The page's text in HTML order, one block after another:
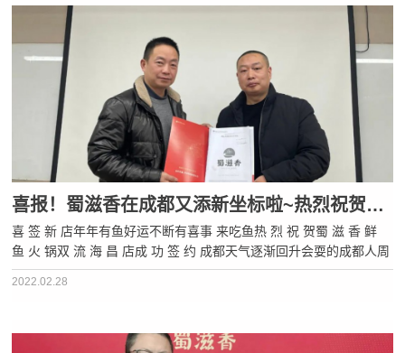
喜报！蜀滋香在成都又添新坐标啦~热烈祝贺双流海昌店，成功签约！
喜 签 新 店年年有鱼好运不断有喜事 来吃鱼热 烈 祝 贺蜀 滋 香 鲜
鱼 火 锅双 流 海 昌 店成 功 签 约 成都天气逐渐回升会耍的成都人周
末必打卡的地方海昌路绝对拥有姓名毕竟这里藏着太多好玩好吃的了
2022.02.28